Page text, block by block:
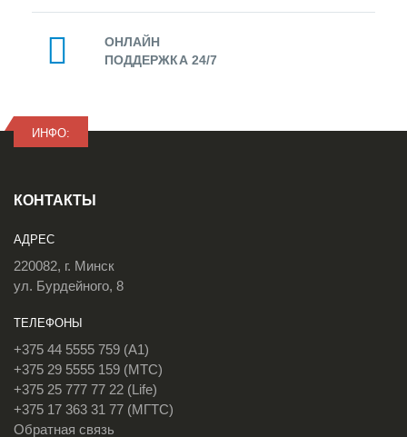
ОНЛАЙН
ПОДДЕРЖКА 24/7
ИНФО:
КОНТАКТЫ
АДРЕС
220082, г. Минск
ул. Бурдейного, 8
ТЕЛЕФОНЫ
+375 44 5555 759 (A1)
+375 29 5555 159 (МТС)
+375 25 777 77 22 (Life)
+375 17 363 31 77 (МГТС)
Обратная связь